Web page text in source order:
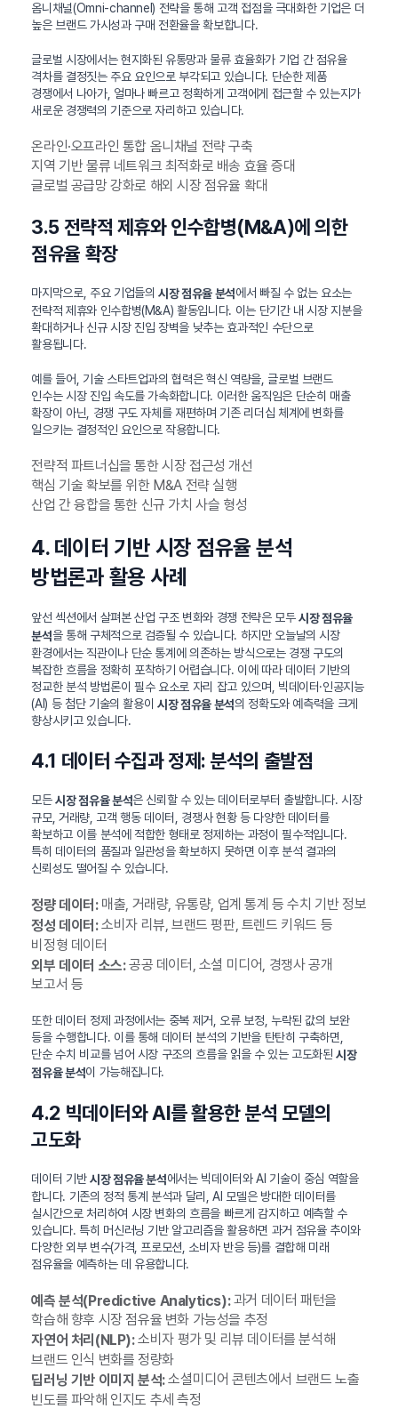
옴니채널(Omni-channel) 전략을 통해 고객 접점을 극대화한 기업은 더
높은 브랜드 가시성과 구매 전환율을 확보합니다.
글로벌 시장에서는 현지화된 유통망과 물류 효율화가 기업 간 점유율
격차를 결정짓는 주요 요인으로 부각되고 있습니다. 단순한 제품
경쟁에서 나아가, 얼마나 빠르고 정확하게 고객에게 접근할 수 있는지가
새로운 경쟁력의 기준으로 자리하고 있습니다.
온라인·오프라인 통합 옴니채널 전략 구축
지역 기반 물류 네트워크 최적화로 배송 효율 증대
글로벌 공급망 강화로 해외 시장 점유율 확대
3.5 전략적 제휴와 인수합병(M&A)에 의한
점유율 확장
마지막으로, 주요 기업들의시장 점유율 분석에서 빠질 수 없는 요소는
전략적 제휴와 인수합병(M&A) 활동입니다. 이는 단기간 내 시장 지분을
확대하거나 신규 시장 진입 장벽을 낮추는 효과적인 수단으로
활용됩니다.
예를 들어, 기술 스타트업과의 협력은 혁신 역량을, 글로벌 브랜드
인수는 시장 진입 속도를 가속화합니다. 이러한 움직임은 단순히 매출
확장이 아닌, 경쟁 구도 자체를 재편하며 기존 리더십 체계에 변화를
일으키는 결정적인 요인으로 작용합니다.
전략적 파트너십을 통한 시장 접근성 개선
핵심 기술 확보를 위한 M&A 전략 실행
산업 간 융합을 통한 신규 가치 사슬 형성
4. 데이터 기반 시장 점유율 분석
방법론과 활용 사례
앞선 섹션에서 살펴본 산업 구조 변화와 경쟁 전략은 모두시장 점유율
분석을 통해 구체적으로 검증될 수 있습니다. 하지만 오늘날의 시장
환경에서는 직관이나 단순 통계에 의존하는 방식으로는 경쟁 구도의
복잡한 흐름을 정확히 포착하기 어렵습니다. 이에 따라 데이터 기반의
정교한 분석 방법론이 필수 요소로 자리 잡고 있으며, 빅데이터·인공지능
(AI) 등 첨단 기술의 활용이시장 점유율 분석의 정확도와 예측력을 크게
향상시키고 있습니다.
4.1 데이터 수집과 정제: 분석의 출발점
모든시장 점유율 분석은 신뢰할 수 있는 데이터로부터 출발합니다. 시장
규모, 거래량, 고객 행동 데이터, 경쟁사 현황 등 다양한 데이터를
확보하고 이를 분석에 적합한 형태로 정제하는 과정이 필수적입니다.
특히 데이터의 품질과 일관성을 확보하지 못하면 이후 분석 결과의
신뢰성도 떨어질 수 있습니다.
정량 데이터:매출, 거래량, 유통량, 업계 통계 등 수치 기반 정보
정성 데이터:소비자 리뷰, 브랜드 평판, 트렌드 키워드 등
비정형 데이터
외부 데이터 소스:공공 데이터, 소셜 미디어, 경쟁사 공개
보고서 등
또한 데이터 정제 과정에서는 중복 제거, 오류 보정, 누락된 값의 보완
등을 수행합니다. 이를 통해 데이터 분석의 기반을 탄탄히 구축하면,
단순 수치 비교를 넘어 시장 구조의 흐름을 읽을 수 있는 고도화된시장
점유율 분석이 가능해집니다.
4.2 빅데이터와 AI를 활용한 분석 모델의
고도화
데이터 기반시장 점유율 분석에서는 빅데이터와 AI 기술이 중심 역할을
합니다. 기존의 정적 통계 분석과 달리, AI 모델은 방대한 데이터를
실시간으로 처리하여 시장 변화의 흐름을 빠르게 감지하고 예측할 수
있습니다. 특히 머신러닝 기반 알고리즘을 활용하면 과거 점유율 추이와
다양한 외부 변수(가격, 프로모션, 소비자 반응 등)를 결합해 미래
점유율을 예측하는 데 유용합니다.
예측 분석(Predictive Analytics):과거 데이터 패턴을
학습해 향후 시장 점유율 변화 가능성을 추정
자연어 처리(NLP):소비자 평가 및 리뷰 데이터를 분석해
브랜드 인식 변화를 정량화
딥러닝 기반 이미지 분석:소셜미디어 콘텐츠에서 브랜드 노출
빈도를 파악해 인지도 추세 측정